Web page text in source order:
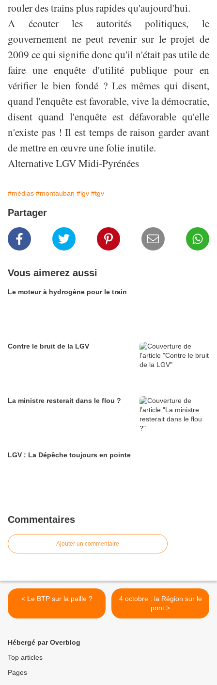
rouler des trains plus rapides qu'aujourd'hui.
A écouter les autorités politiques, le
gouvernement ne peut revenir sur le projet de
2009 ce qui signifie donc qu'il n'était pas utile de
faire une enquête d'utilité publique pour en
vérifier le bien fondé ? Les mêmes qui disent,
quand l'enquête est favorable, vive la démocratie,
disent quand l'enquête est défavorable qu'elle
n'existe pas ! Il est temps de raison garder avant
de mettre en œuvre une folie inutile.
Alternative LGV Midi-Pyrénées
#médias #montauban #lgv #tgv
Partager
Vous aimerez aussi
Le moteur à hydrogène pour le train
Contre le bruit de la LGV
La ministre resterait dans le flou ?
LGV : La Dépêche toujours en pointe
Commentaires
Ajouter un commentaire
< Le BTP sur la paille ?
4 octobre : la Région sur le
pont >
Hébergé par Overblog
Top articles
Pages